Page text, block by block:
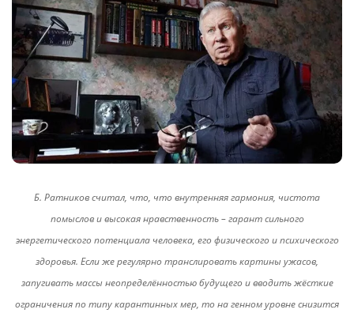
Б. Ратников считал, что, что внутренняя гармония, чистота
помыслов и высокая нравственность – гарант сильного
энергетического потенциала человека, его физического и психического
здоровья. Если же регулярно транслировать картины ужасов,
запугивать массы неопределённостью будущего и вводить жёсткие
ограничения по типу карантинных мер, то на генном уровне снизится